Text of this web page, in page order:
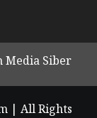
Media Siber
| All Rights